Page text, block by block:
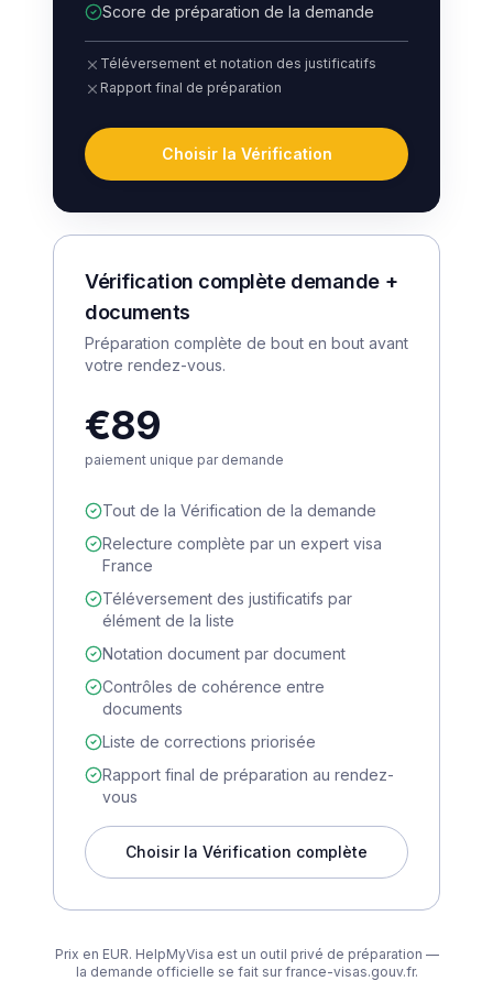
Score de préparation de la demande
Téléversement et notation des justificatifs
Rapport final de préparation
Choisir la Vérification
Vérification complète demande +
documents
Préparation complète de bout en bout avant
votre rendez-vous.
€89
paiement unique par demande
Tout de la Vérification de la demande
Relecture complète par un expert visa
France
Téléversement des justificatifs par
élément de la liste
Notation document par document
Contrôles de cohérence entre
documents
Liste de corrections priorisée
Rapport final de préparation au rendez-
vous
Choisir la Vérification complète
Prix en EUR. HelpMyVisa est un outil privé de préparation —
la demande officielle se fait sur france-visas.gouv.fr.